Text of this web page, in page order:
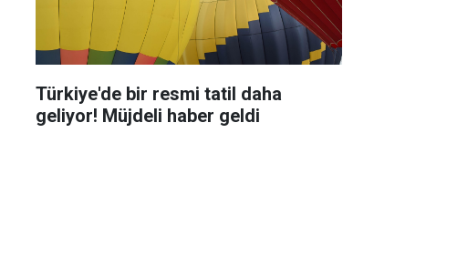
Türkiye'de bir resmi tatil daha
geliyor! Müjdeli haber geldi